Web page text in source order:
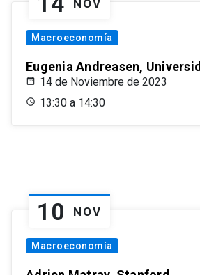
NOV
Macroeconomía
Eugenia Andreasen,
14 de Noviembre de 2023
13:30 a 14:30
10 NOV
Macroeconomía